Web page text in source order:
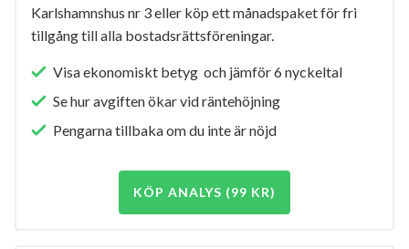
Karlshamnshus nr 3 eller köp ett månadspaket för fri
tillgång till alla bostadsrättsföreningar.
Visa ekonomiskt betyg och jämför 6 nyckeltal
Se hur avgiften ökar vid räntehöjning
Pengarna tillbaka om du inte är nöjd
KÖP ANALYS (99 KR)